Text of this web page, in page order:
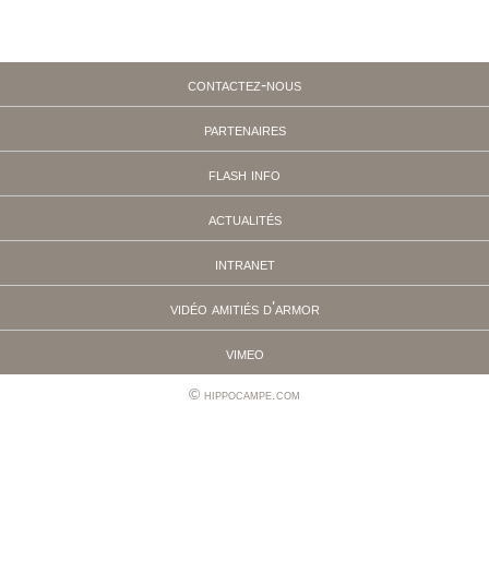
contactez-nous
partenaires
flash info
actualités
intranet
vidéo amitiés d'armor
vimeo
hippocampe.com